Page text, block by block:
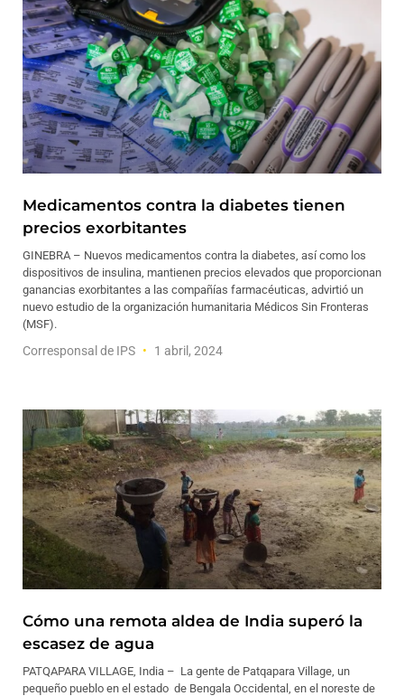
Medicamentos contra la diabetes tienen
precios exorbitantes
GINEBRA – Nuevos medicamentos contra la diabetes, así como los
dispositivos de insulina, mantienen precios elevados que proporcionan
ganancias exorbitantes a las compañías farmacéuticas, advirtió un
nuevo estudio de la organización humanitaria Médicos Sin Fronteras
(MSF).
Corresponsal de IPS 1 abril, 2024
Cómo una remota aldea de India superó la
escasez de agua
PATQAPARA VILLAGE, India – La gente de Patqapara Village, un
pequeño pueblo en el estado de Bengala Occidental, en el noreste de